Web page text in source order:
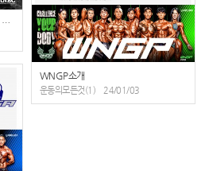
WNGP · MUSA · BOB · ANBC 단체 조직도
WNGP소개
운동의모든것(1) 24/01/03